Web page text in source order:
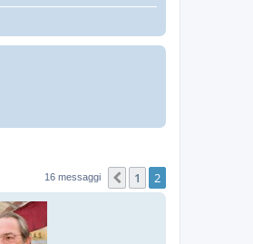
16 messaggi Precedente
1 2